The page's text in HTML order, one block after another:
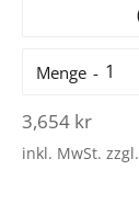
Menge
Normaler
Preis
3,654 kr
inkl. MwSt. zzgl.